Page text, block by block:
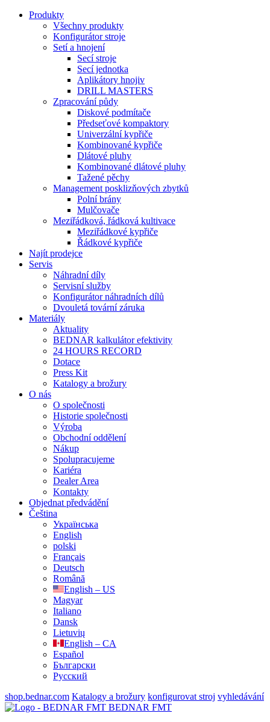
Produkty
Všechny produkty
Konfigurátor stroje
Setí a hnojení
Secí stroje
Secí jednotka
Aplikátory hnojiv
DRILL MASTERS
Zpracování půdy
Diskové podmítače
Předseťové kompaktory
Univerzální kypřiče
Kombinované kypřiče
Dlátové pluhy
Kombinované dlátové pluhy
Tažené pěchy
Management posklizňových zbytků
Polní brány
Mulčovače
Meziřádková, řádková kultivace
Meziřádkové kypřiče
Řádkové kypřiče
Najít prodejce
Servis
Náhradní díly
Servisní služby
Konfigurátor náhradních dílů
Dvouletá tovární záruka
Materiály
Aktuality
BEDNAR kalkulátor efektivity
24 HOURS RECORD
Dotace
Press Kit
Katalogy a brožury
O nás
O společnosti
Historie společnosti
Výroba
Obchodní oddělení
Nákup
Spolupracujeme
Kariéra
Dealer Area
Kontakty
Objednat předvádění
Čeština
Українська
English
polski
Français
Deutsch
Română
English – US
Magyar
Italiano
Dansk
Lietuvių
English – CA
Español
Български
Русский
shop.bednar.com Katalogy a brožury konfigurovat stroj vyhledávání
BEDNAR FMT